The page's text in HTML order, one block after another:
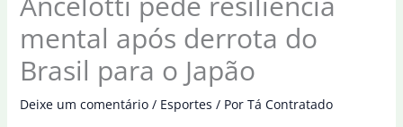
mental após derrota do
Brasil para o Japão
Deixe um comentário / Esportes / Por Tá Contratado